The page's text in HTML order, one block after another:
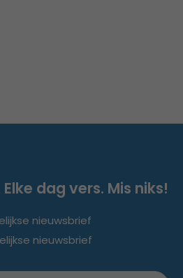
dag vers. Mis niks!
nieuwsbrief
nieuwsbrief